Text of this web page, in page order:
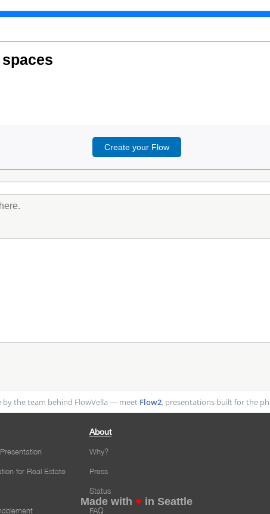
Create your Flow
by the team behind FlowVella — meet Flow2, presentations built for the
Made with ♥ in Seattle
for Real Estate
About
Why?
Press
Status
FAQ